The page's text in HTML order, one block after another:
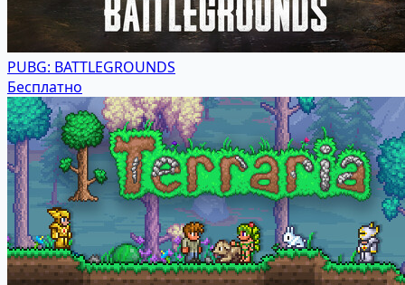
PUBG: BATTLEGROUNDS
Бесплатно